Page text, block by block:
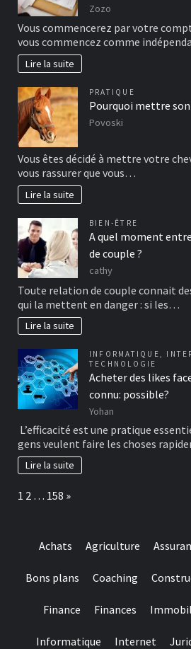
Zozo
Vous commencerez par votre
vous commencez comme
Lire la suite
PRATIQUE
Pourquoi mettre son
Povoski
Vous êtes décidé à mettre votre
vous rassurer que vous…
Lire la suite
BIEN-ÊTRE
A quel moment
de couple ?
cathy
Toute relation de couple connait
qui la mettent en danger : si les…
Lire la suite
INFORMATIQUE,
TECHNOLOGIE
Acheter des likes
connu: possible?
Yohan
L’efficacité est une pratique
gens veulent faire les choses
Lire la suite
Page:
1 2 … 158 Next
»
Achats Agriculture
Bons plans Coaching
Finance Finances
Informatique Internet